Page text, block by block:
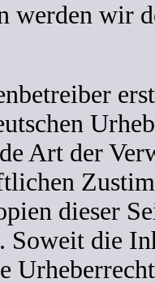
werden wir
Art der
dieser
Soweit die